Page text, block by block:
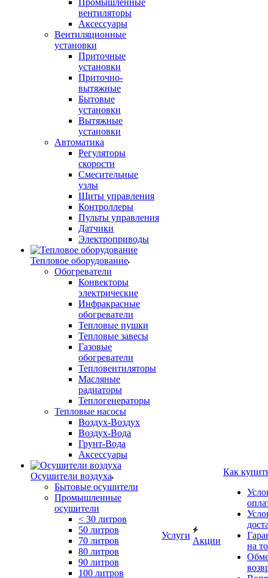
Промышленные
вентиляторы
Аксессуары
Вентиляционные
установки
Приточные
установки
Приточно-
вытяжные
Бытовые
установки
Вытяжные
установки
Автоматика
Регуляторы
скорости
Смесительные
узлы
Щиты управления
Контроллеры
Пульты управления
Датчики
Электроприводы
Тепловое оборудование
Обогреватели
Конвекторы
электрические
Инфракрасные
обогреватели
Тепловые пушки
Тепловые завесы
Газовые
обогреватели
Тепловентиляторы
Масляные
радиаторы
Теплогенераторы
Тепловые насосы
Воздух-Воздух
Воздух-Вода
Грунт-Вода
Аксессуары
Осушители воздуха
Бытовые осушители
Промышленные
осушители
< 30 литров
50 литров
70 литров
80 литров
90 литров
100 литров
Услуги
Акции
Как
на